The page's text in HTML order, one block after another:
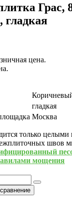
Грас,
цена.
гладкая
Москва
только
швов
мощения